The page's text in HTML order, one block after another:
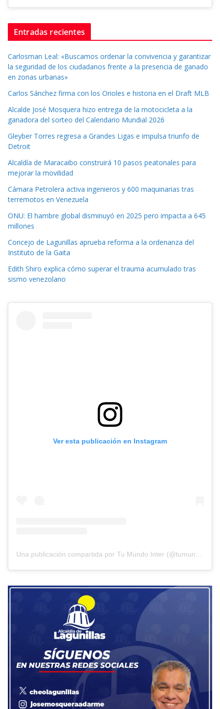
Entradas recientes
Carlosman Leal: «Buscamos ordenar la convivencia y garantizar
la seguridad de los ciudadanos frente a la presencia de ganado
en zonas urbanas»
Carlos Sánchez firma con los Orioles e historia en el Draft MLB
Alcalde José Mosquera hizo entrega de la motocicleta a la
ganadora del sorteo del Calendario Mundial 2026
Gleyber Torres regresa a Grandes Ligas e impulsa triunfo de
Detroit
Alcaldía de Maracaibo construirá 10 pasos peatonales para
mejorar la movilidad
Cámara Petrolera activa ingenieros y 600 maquinarias tras
terremotos en Venezuela
ONU: El hambre global disminuyó en 2025 pero impacta a 645
millones
Concejo de Lagunillas aprueba reforma a la ordenanza del
Instituto de la Gaita
Edith Shiro explica cómo superar el trauma acumulado tras
sismo venezolano
Ver esta publicación en Instagram
Una publicación compartida por Tu Mundo Inter (@tumundointer)